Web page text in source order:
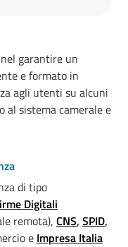
garantire un
e formato in
agli utenti su alcuni
sistema camerale e
di tipo
Digitali
remota), CNS, SPID,
e Impresa Italia